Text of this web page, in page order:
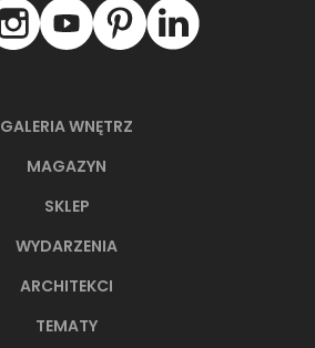
GALERIA WNĘTRZ
MAGAZYN
SKLEP
WYDARZENIA
ARCHITEKCI
TEMATY